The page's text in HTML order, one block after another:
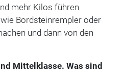
mehr Kilos führen
Bordsteinrempler oder
und dann von den
Mittelklasse. Was sind